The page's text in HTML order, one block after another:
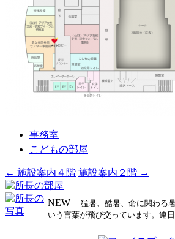
事務室
こどもの部屋
投
稿
ナ
← 施設案内４階 施設案内２階 →
NEW
猛暑、酷暑、命に関わる
いう言葉が飛び交っています。連